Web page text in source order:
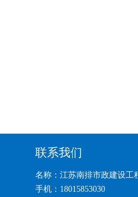
联系我们
名称：江苏南排市政建设工
手机：18015853030